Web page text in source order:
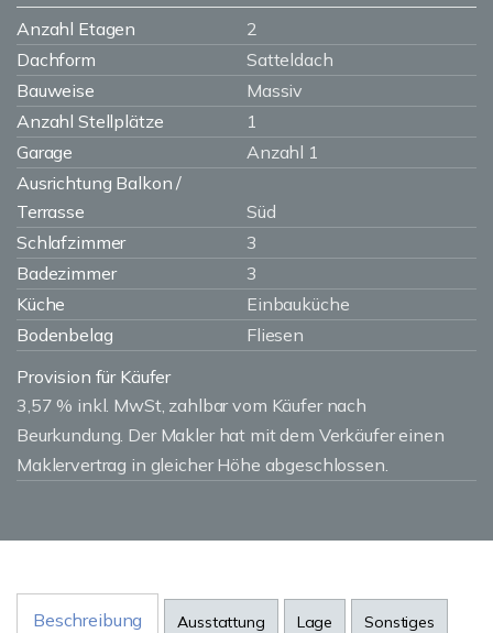
Anzahl Etagen
2
Dachform
Satteldach
Bauweise
Massiv
Anzahl Stellplätze
1
Garage
Anzahl 1
Ausrichtung Balkon /
Terrasse
Süd
Schlafzimmer
3
Badezimmer
3
Küche
Einbauküche
Bodenbelag
Fliesen
Provision für Käufer
3,57 % inkl. MwSt, zahlbar vom Käufer nach
Beurkundung. Der Makler hat mit dem Verkäufer einen
Maklervertrag in gleicher Höhe abgeschlossen.
Beschreibung Ausstattung Lage Sonstiges